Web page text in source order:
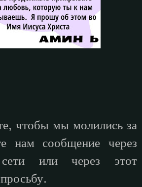
чтобы мы молились за
нам сообщение через
сети или через этот